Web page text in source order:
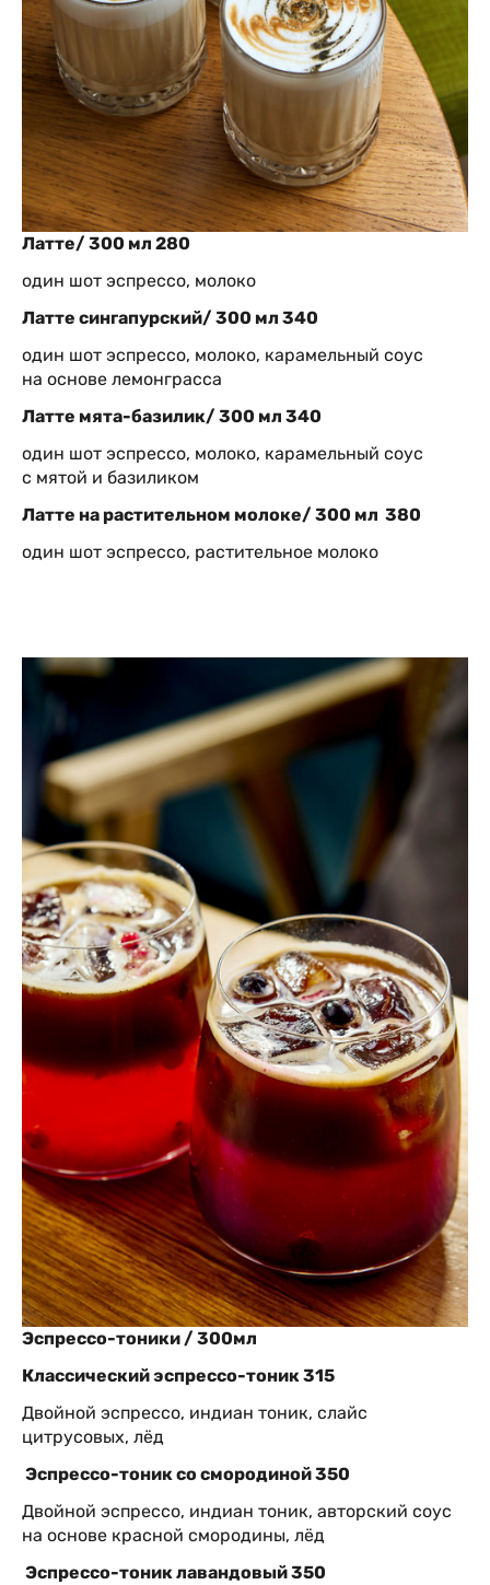
Латте/ 300 мл 280
один шот эспрессо, молоко
Латте сингапурский/ 300 мл 340
один шот эспрессо, молоко, карамельный соус
на основе лемонграсса
Латте мята-базилик/ 300 мл 340
один шот эспрессо, молоко, карамельный соус
с мятой и базиликом
Латте на растительном молоке/ 300 мл 380
один шот эспрессо, растительное молоко
Эспрессо-тоники / 300мл
Классический эспрессо-тоник 315
Двойной эспрессо, индиан тоник, слайс
цитрусовых, лёд
Эспрессо-тоник со смородиной 350
Двойной эспрессо, индиан тоник, авторский соус
на основе красной смородины, лёд
Эспрессо-тоник лавандовый 350